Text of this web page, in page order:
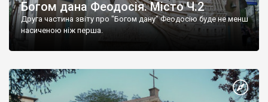
Богом дана Феодосія. Місто Ч.2
Друга частина звіту про "Богом дану" Феодосію буде не менш
насиченою ніж перша.